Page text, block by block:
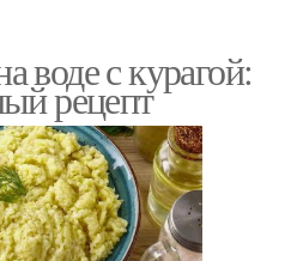
воде с курагой:
рецепт